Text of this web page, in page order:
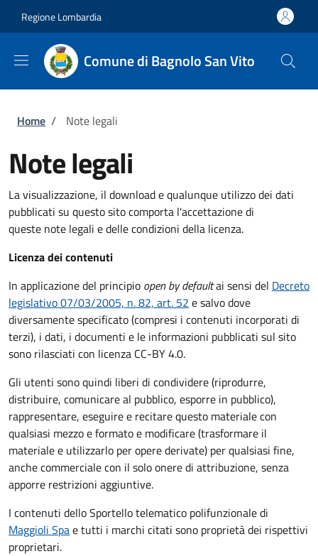
Regione Lombardia
Comune di Bagnolo San Vito
Briciole di pane
Home / Note legali
Note legali
La visualizzazione, il download e qualunque utilizzo dei dati
pubblicati su questo sito comporta l'accettazione di
queste note legali e delle condizioni della licenza.
Licenza dei contenuti
In applicazione del principio open by defaultai sensi del Decreto
legislativo 07/03/2005, n. 82, art. 52 e salvo dove
diversamente specificato (compresi i contenuti incorporati di
terzi), i dati, i documenti e le informazioni pubblicati sul sito
sono rilasciati con licenza CC-BY 4.0.
Gli utenti sono quindi liberi di condividere (riprodurre,
distribuire, comunicare al pubblico, esporre in pubblico),
rappresentare, eseguire e recitare questo materiale con
qualsiasi mezzo e formato e modificare (trasformare il
materiale e utilizzarlo per opere derivate) per qualsiasi fine,
anche commerciale con il solo onere di attribuzione, senza
apporre restrizioni aggiuntive.
I contenuti dello Sportello telematico polifunzionaledi
Maggioli Spae tutti i marchi citati sono proprietà dei rispettivi
proprietari.